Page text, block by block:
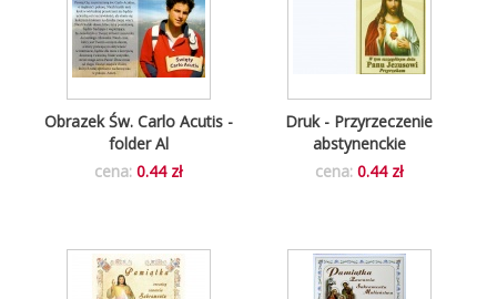
Druk - Przyrzeczenie
abstynenckie
cena: 0.44 zł
Obrazek Św. Carlo Acutis -
folder Al
cena: 0.44 zł